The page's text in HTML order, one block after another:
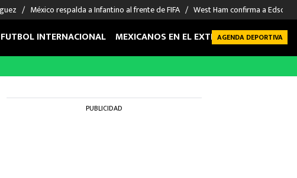
México respalda a Infantino al frente de FIFA West Ham confirma a Edson
FUTBOL INTERNACIONAL MEXICANOS EN EL EXTRANJERO FUTBOL
AGENDA DEPORTIVA
PUBLICIDAD